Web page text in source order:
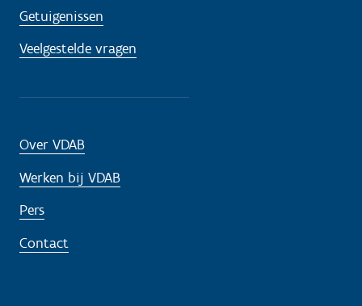
Getuigenissen
Veelgestelde vragen
Over VDAB
Werken bij VDAB
Pers
Contact